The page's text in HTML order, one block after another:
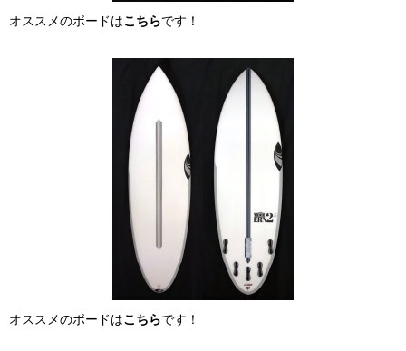
オススメのボードはこちらです！
オススメのボードはこちらです！